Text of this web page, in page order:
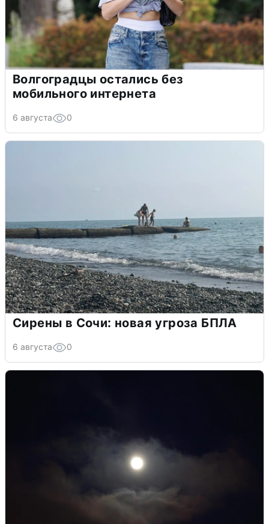
Волгоградцы остались без
мобильного интернета
6 августа 0
Сирены в Сочи: новая угроза БПЛА
6 августа 0